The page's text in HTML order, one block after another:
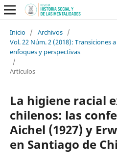
Inicio / Archivos /
Vol. 22 Núm. 2 (2018): Transiciones
enfoques y perspectivas
/
Artículos
La higiene racial
chilenos: las
Aichel (1927) y
en Santiago de